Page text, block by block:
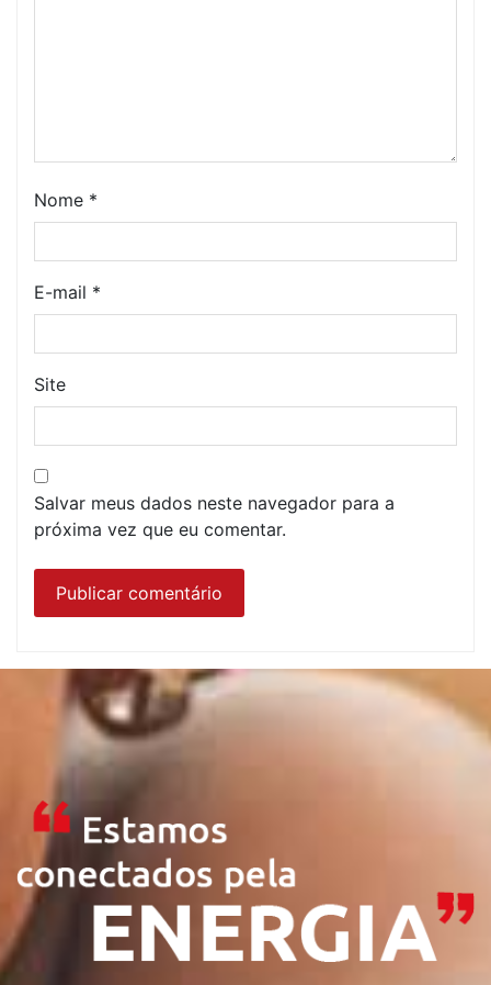
Nome *
E-mail *
Site
Salvar meus dados neste navegador para a
próxima vez que eu comentar.